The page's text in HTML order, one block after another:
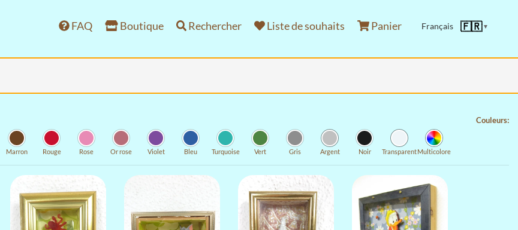
FAQ Boutique Rechercher Liste de souhaits Panier Français 🇫🇷▼
Couleurs:
Marron Rouge Rose Or rose Violet Bleu Turquoise Vert Gris Argent Noir TransparentMulticolore